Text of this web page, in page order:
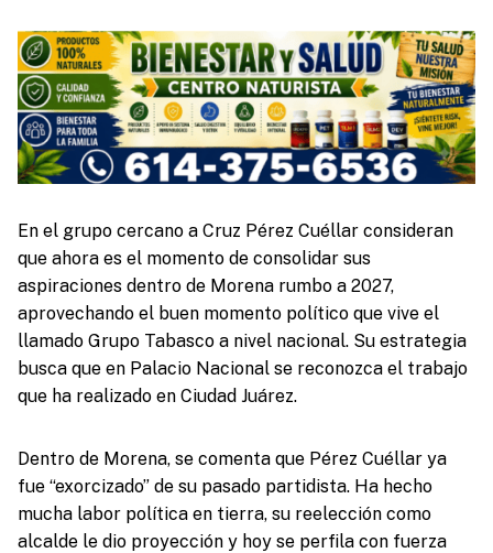
En el grupo cercano a Cruz Pérez Cuéllar consideran
que ahora es el momento de consolidar sus
aspiraciones dentro de Morena rumbo a 2027,
aprovechando el buen momento político que vive el
llamado Grupo Tabasco a nivel nacional. Su estrategia
busca que en Palacio Nacional se reconozca el trabajo
que ha realizado en Ciudad Juárez.
Dentro de Morena, se comenta que Pérez Cuéllar ya
fue “exorcizado” de su pasado partidista. Ha hecho
mucha labor política en tierra, su reelección como
alcalde le dio proyección y hoy se perfila con fuerza